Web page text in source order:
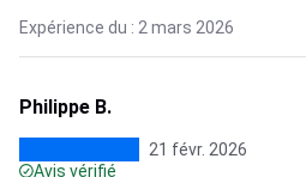
Expérience du : 2 mars 2026
Philippe B.
21 févr. 2026
Avis vérifié